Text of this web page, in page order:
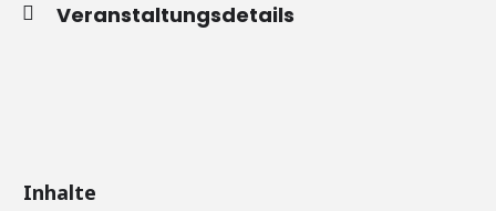
Veranstaltungsdetails
Inhalte